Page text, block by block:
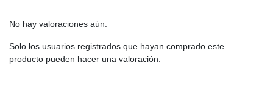
No hay valoraciones aún.
Solo los usuarios registrados que hayan comprado este
producto pueden hacer una valoración.